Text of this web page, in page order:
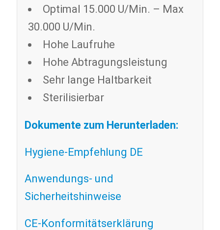
Optimal 15.000 U/Min. – Max
30.000 U/Min.
Hohe Laufruhe
Hohe Abtragungsleistung
Sehr lange Haltbarkeit
Sterilisierbar
Dokumente zum Herunterladen:
Hygiene-Empfehlung DE
Anwendungs- und
Sicherheitshinweise
CE-Konformitätserklärung